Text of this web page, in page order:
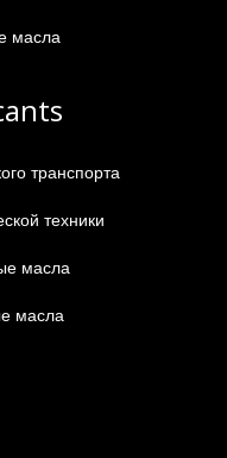
масла
транспорта
техники
масла
масла